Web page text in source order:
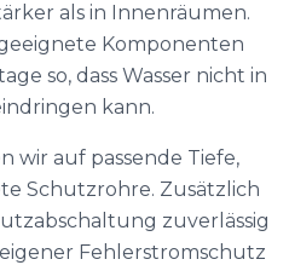
als in Innenräumen.
Komponenten
so, dass Wasser nicht in
kann.
wir auf passende Tiefe,
Schutzrohre. Zusätzlich
zuverlässig
Fehlerstromschutz